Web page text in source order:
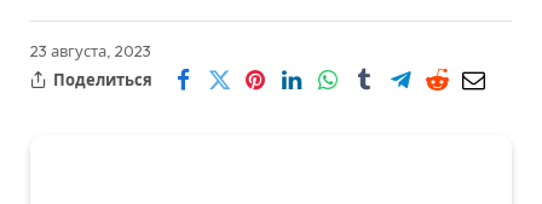
23 августа, 2023
Поделиться